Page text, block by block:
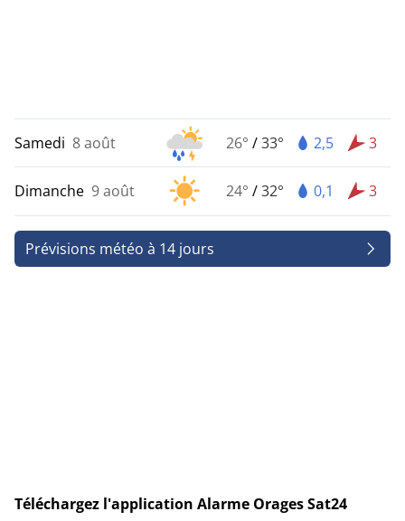
Samedi 8 août 26° /33° 2,5 3
Dimanche 9 août 24° /32° 0,1 3
Prévisions météo à 14 jours
Téléchargez l'application Alarme Orages Sat24